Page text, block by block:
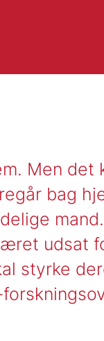
Men det
bag
udsat
styrke